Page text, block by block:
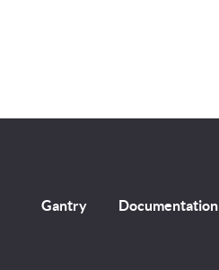
Gantry Documentation